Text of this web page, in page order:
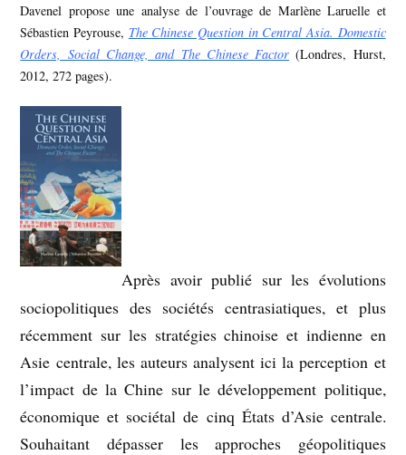
Davenel propose une analyse de l’ouvrage de Marlène Laruelle et
Sébastien Peyrouse, The Chinese Question in Central Asia. Domestic
Orders, Social Change, and The Chinese Factor (Londres, Hurst,
2012, 272 pages).
Après avoir publié sur les évolutions
sociopolitiques des sociétés centrasiatiques, et plus
récemment sur les stratégies chinoise et indienne en
Asie centrale, les auteurs analysent ici la perception et
l’impact de la Chine sur le développement politique,
économique et sociétal de cinq États d’Asie centrale.
Souhaitant dépasser les approches géopolitiques